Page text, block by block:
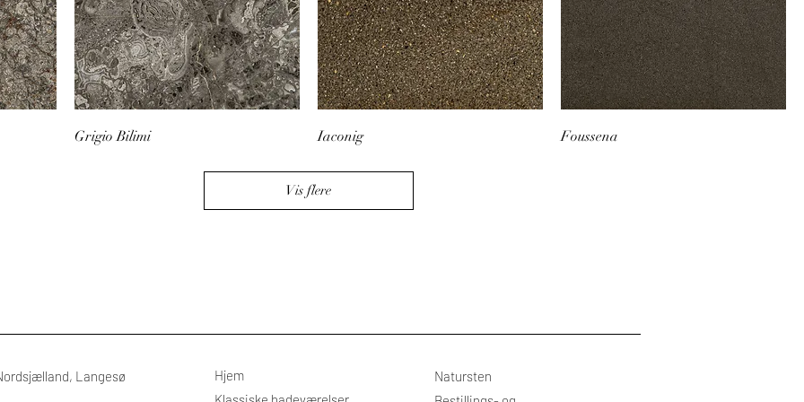
Grigio Bilimi Iaconig Foussena
Vis flere
Langesø
Hjem
Natursten